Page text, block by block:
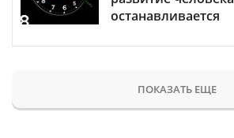
останавливается
ПОКАЗАТЬ ЕЩЕ